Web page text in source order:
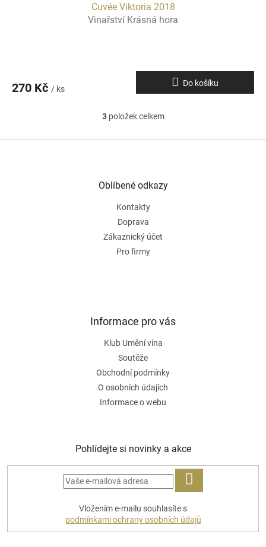
Cuvée Viktoria 2018
Vinařství Krásná hora
270 Kč / ks
Do košíku
O
l
c
p
r
v
k
y
u
3položek celkem
Oblíbené odkazy
Kontakty
Doprava
Zákaznický účet
Pro firmy
Informace pro vás
Klub Umění vína
Soutěže
Obchodní podmínky
O osobních údajích
Informace o webu
Pohlídejte si novinky a akce
PŘIHLÁSIT
Vložením e-mailu souhlasíte s
podmínkami ochrany osobních údajů